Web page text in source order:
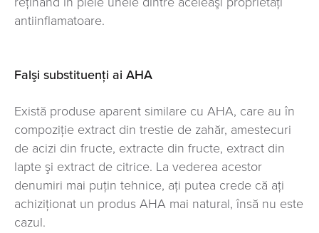
antiinflamatoare.
Falşi substituenţi ai AHA
Există produse aparent similare cu AHA, care au în
compoziţie extract din trestie de zahăr, amestecuri
de acizi din fructe, extracte din fructe, extract din
lapte şi extract de citrice. La vederea acestor
denumiri mai puţin tehnice, aţi putea crede că aţi
achiziţionat un produs AHA mai natural, însă nu este
cazul.